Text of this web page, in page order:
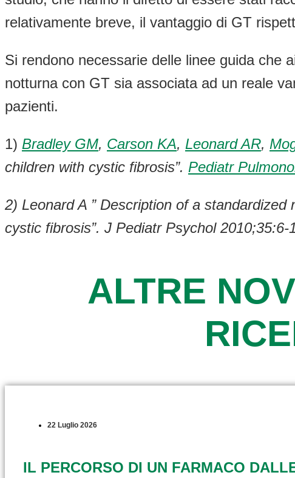
relativamente breve, il vantaggio di GT
Si rendono necessarie delle linee guida che
notturna con GT sia associata ad un reale
pazienti.
1) Bradley GM, Carson KA, Leonard AR,
children with cystic fibrosis”. Pediatr
2) Leonard A ” Description of a
cystic fibrosis”. J Pediatr Psychol 2010;35:6-
ALTRE
22 Luglio 2026
IL PERCORSO DI UN FARMACO